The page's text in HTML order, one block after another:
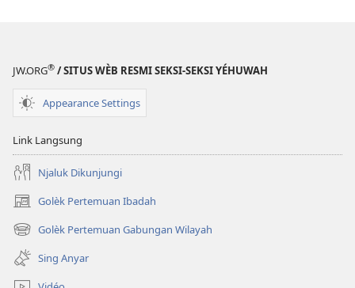
JW.ORG® / SITUS WÈB RESMI SEKSI-SEKSI YÉHUWAH
Appearance Settings
Link Langsung
Njaluk Dikunjungi
Golèk Pertemuan Ibadah
(opens
new
window)
Golèk Pertemuan Gabungan Wilayah
(opens
new
window)
Sing Anyar